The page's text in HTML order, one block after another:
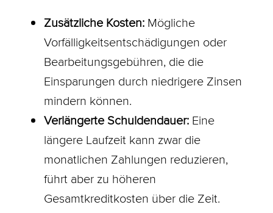
Zusätzliche Kosten:Mögliche
Vorfälligkeitsentschädigungen oder
Bearbeitungsgebühren, die die
Einsparungen durch niedrigere Zinsen
mindern können.
Verlängerte Schuldendauer:Eine
längere Laufzeit kann zwar die
monatlichen Zahlungen reduzieren,
führt aber zu höheren
Gesamtkreditkosten über die Zeit.